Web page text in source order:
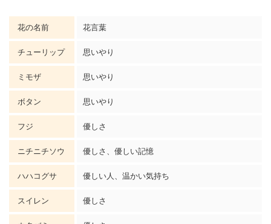
花の名前 花言葉
チューリップ 思いやり
ミモザ 思いやり
ボタン 思いやり
フジ 優しさ
ニチニチソウ 優しさ、優しい記憶
ハハコグサ 優しい人、温かい気持ち
スイレン 優しさ